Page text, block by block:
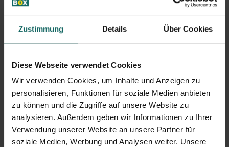
Zustimmung Details Über Cookies
Diese Webseite verwendet Cookies
Wir verwenden Cookies, um Inhalte und Anzeigen zu
personalisieren, Funktionen für soziale Medien anbieten
zu können und die Zugriffe auf unsere Website zu
analysieren. Außerdem geben wir Informationen zu Ihrer
Verwendung unserer Website an unsere Partner für
soziale Medien, Werbung und Analysen weiter. Unsere
Ein Hauptgrund dafür ist die Bequemlichkeit, die ein
solches Lager garantiert. Es muss nicht lange nach einer
teuren Lagerhalle mit langen Mietzeiten gesucht
beinahe allen größeren Städten und die Anbieter haben
sich auf die Bedürfnisse von Händlern wie auch
Privatpersonen spezialisiert. Sie bieten alle erdenklichen
Lagermöglichkeiten, wie Outdoor-Lager, Driveup-Lager
bis hin zu vollklimatisierten, videoüberwachten Indoor-
Lagerboxen. Ein sehr guter Service von diesen Anbietern